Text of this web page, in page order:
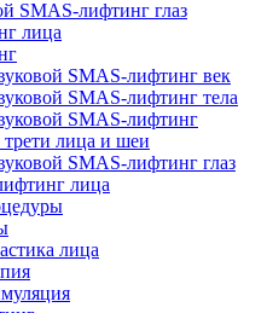
SMAS-лифтинг глаз
лица
SMAS-лифтинг век
SMAS-лифтинг тела
SMAS-лифтинг
лица и шеи
SMAS-лифтинг глаз
лица
лица